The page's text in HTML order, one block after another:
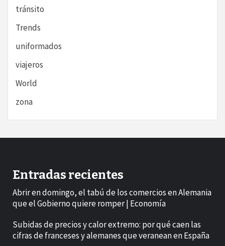
tránsito
Trends
uniformados
viajeros
World
zona
Entradas recientes
Abrir en domingo, el tabú de los comercios en Alemania
que el Gobierno quiere romper | Economía
Subidas de precios y calor extremo: por qué caen las
cifras de franceses y alemanes que veranean en España